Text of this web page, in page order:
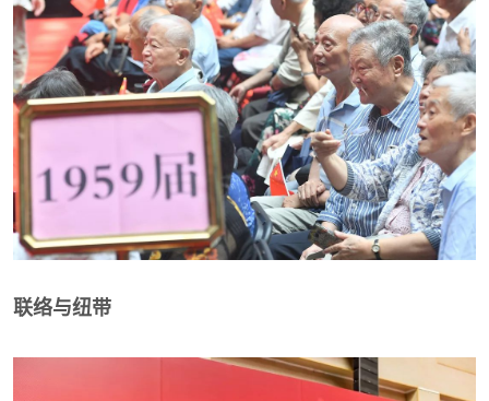
联络与纽带